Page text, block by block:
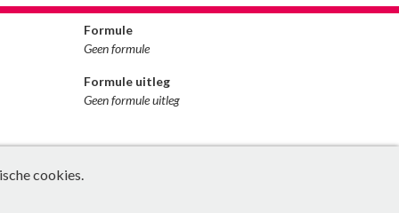
Formule
Geen formule
Formule uitleg
Geen formule uitleg
cookies.